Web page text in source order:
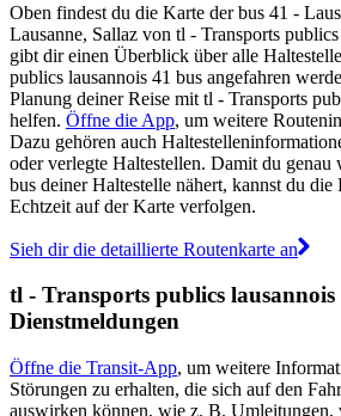
Oben findest du die Karte der bus 41 -
Lausanne, Sallaz von tl - Transports
gibt dir einen Überblick über alle
publics lausannois 41 bus angefahren
Planung deiner Reise mit tl - Transports
helfen. Öffne die App, um weitere
Dazu gehören auch
oder verlegte Haltestellen. Damit du genau
bus deiner Haltestelle nähert, kannst du die
Echtzeit auf der Karte verfolgen.
Sieh dir die detaillierte Routenkarte an
tl - Transports publics lausannois
Dienstmeldungen
Öffne die Transit-App, um weitere
Störungen zu erhalten, die sich auf den
auswirken können, wie z. B. Umleitungen,